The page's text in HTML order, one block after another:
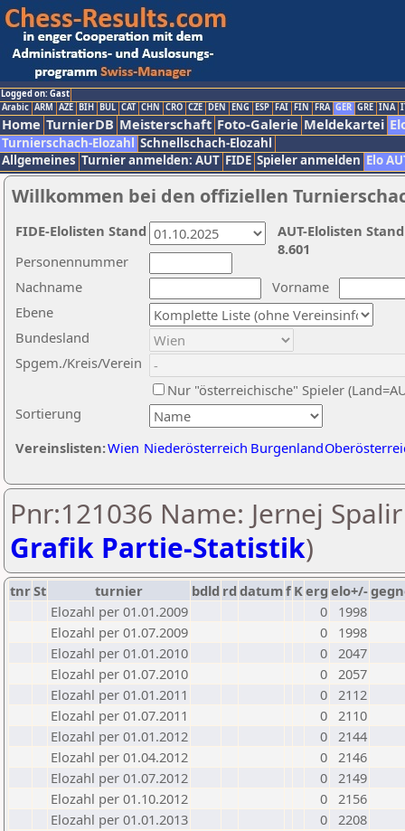
Logged on: Gast
Arabic ARM AZE BIH BUL CAT CHN CRO CZE DEN ENG ESP FAI FIN FRA GER GRE INA
Home TurnierDB Meisterschaft Foto-Galerie Meldekartei
Turnierschach-Elozahl Schnellschach-Elozahl
Allgemeines Turnier anmelden: AUT FIDE Spieler anmelden Elo
Willkommen bei den offiziellen
Nachname
Vorname
Ebene
Sortierung
Personennummer
Bundesland
Spgem./Kreis/Verein
Nur "österreichische" Spieler
Vereinslisten:Wien Niederösterreich Burgenland
AUT-Elolisten
8.601
FIDE-Elolisten Stand
Pnr:121036 Name: Jernej
Grafik Partie-Statistik)
tnrSt turnier bdld rd datumf Kerg elo+/-
Elozahl per 01.01.2009
0
1998
Elozahl per 01.07.2009
0
1998
Elozahl per 01.01.2010
0 2047
Elozahl per 01.07.2010
0 2057
Elozahl per 01.01.2011
0 2112
Elozahl per 01.07.2011
0 2110
Elozahl per 01.01.2012
0 2144
Elozahl per 01.04.2012
0 2146
Elozahl per 01.07.2012
0 2149
Elozahl per 01.10.2012
0 2156
Elozahl per 01.01.2013
0 2208